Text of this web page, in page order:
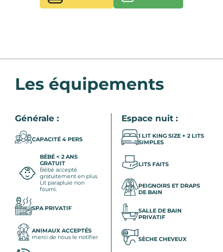
Les équipements
Générale :
CAPACITÉ 4 PERS
BÉBÉ < 2 ANS
GRATUIT
Bébé accepté
gratuitement en plus.
Lit parapluie non
fourni.
SPA PRIVATIF
ANIMAUX ACCEPTÉS
merci de nous le notifier
Espace nuit :
1 LIT KING SIZE + 2 LITS
SIMPLES
LITS FAITS
PEIGNOIRS ET DRAPS
DE BAIN
SALLE DE BAIN
PRIVATIF
SÈCHE CHEVEUX